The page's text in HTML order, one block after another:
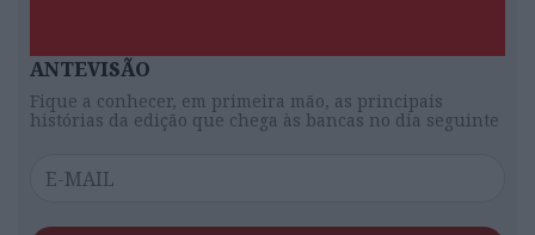
ANTEVISÃO
Fique a conhecer, em primeira mão, as principais
histórias da edição que chega às bancas no dia seguinte